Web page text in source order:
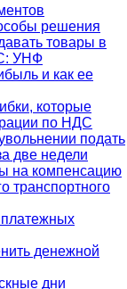
решения
товары в
УНФ
и как ее
которые
по НДС
подать
две недели
на компенсацию
транспортного
денежной
дни